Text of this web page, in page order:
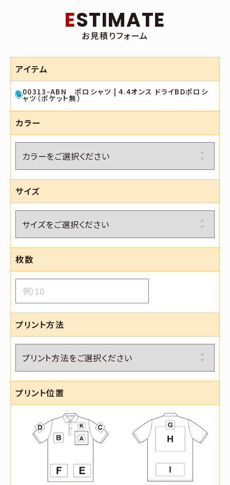
ESTIMATE
お見積りフォーム
アイテム
00313-ABN ポロシャツ | 4.4オンス ドライBDポロシ
ャツ（ポケット無）
カラー
サイズ
枚数
プリント方法
プリント位置